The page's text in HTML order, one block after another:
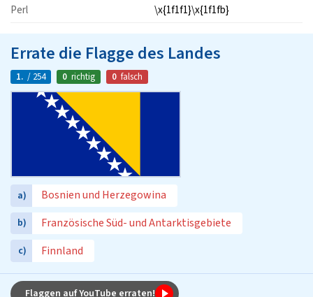
Perl
\x{1f1f1}\x{1f1fb}
Errate die Flagge des Landes
1. / 254 0 richtig 0 falsch
a) Bosnien und Herzegowina
b) Französische Süd- und Antarktisgebiete
c) Finnland
Flaggen auf YouTube erraten!